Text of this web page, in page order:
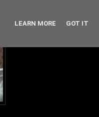
LEARN MORE GOT IT